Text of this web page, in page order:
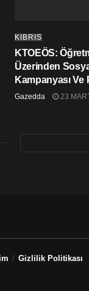
KIBRIS
KTOEÖS:
Üzerinden
Kampanyası Ve
Gazedda 23
Gizlilik Politikası